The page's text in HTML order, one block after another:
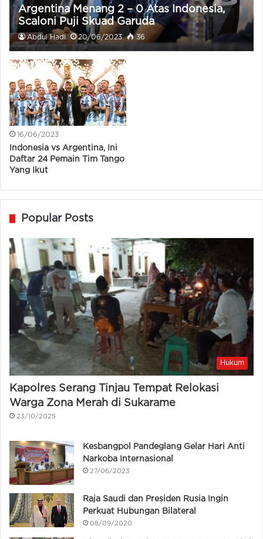
Argentina Menang 2 – 0 Atas Indonesia,
Scaloni Puji Skuad Garuda
Abdul Hadi 20/06/2023 36
16/06/2023
Indonesia vs Argentina, Ini
Daftar 24 Pemain Tim Tango
Yang Ikut
Popular Posts
Hukum
Kapolres Serang Tinjau Tempat Relokasi
Warga Zona Merah di Sukarame
23/10/2025
Kesbangpol Pandeglang Gelar Hari Anti
Narkoba Internasional
27/06/2023
Raja Saudi dan Presiden Rusia Ingin
Perkuat Hubungan Bilateral
08/09/2020